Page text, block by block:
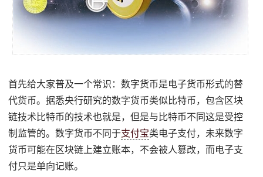
首先给大家普及一个常识：数字货币是电子货币形式的替
代货币。据悉央行研究的数字货币类似比特币，包含区块
链技术比特币的技术也就是，但是与比特币不同这是受控
制监管的。数字货币不同于支付宝类电子支付，未来数字
货币可能在区块链上建立账本，不会被人篡改，而电子支
付只是单向记账。